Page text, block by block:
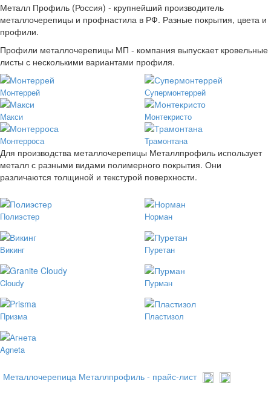
Металл Профиль (Россия) - крупнейший производитель
металлочерепицы и профнастила в РФ. Разные покрытия, цвета и
профили.
Профили металлочерепицы МП - компания выпускает кровельные
листы с несколькими вариантами профиля.
Монтеррей Супермонтеррей
Макси Монтекристо
Монтерроса Трамонтана
Для производства металлочерепицы Металлпрофиль использует
металл с разными видами полимерного покрытия. Они
различаются толщиной и текстурой поверхности.
Полиэстер Норман
Викинг Пуретан
Cloudy Пурман
Призма Пластизол
Agneta
Металлочерепица Металлпрофиль - прайс-лист